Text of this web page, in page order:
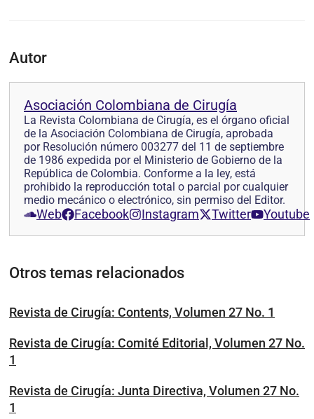
Autor
Asociación Colombiana de Cirugía
La Revista Colombiana de Cirugía, es el órgano oficial
de la Asociación Colombiana de Cirugía, aprobada
por Resolución número 003277 del 11 de septiembre
de 1986 expedida por el Ministerio de Gobierno de la
República de Colombia. Conforme a la ley, está
prohibido la reproducción total o parcial por cualquier
medio mecánico o electrónico, sin permiso del Editor.
Web Facebook Instagram Twitter Youtube
Otros temas relacionados
Revista de Cirugía: Contents, Volumen 27 No. 1
Revista de Cirugía: Comité Editorial, Volumen 27 No.
1
Revista de Cirugía: Junta Directiva, Volumen 27 No.
1